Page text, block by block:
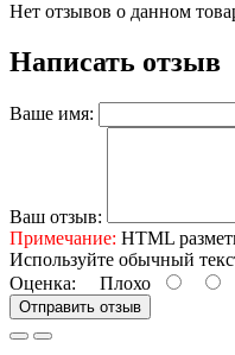
Нет отзывов о данном
Написать отзыв
Ваше имя:
Ваш отзыв:
Примечание: HTML
Используйте обычный
Оценка: Плохо
Отправить отзыв